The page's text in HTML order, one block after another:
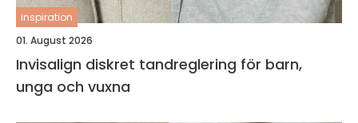
inspiration
01. August 2026
Invisalign diskret tandreglering för barn,
unga och vuxna